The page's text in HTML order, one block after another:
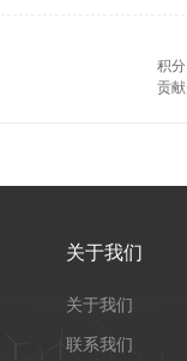
积分
贡献
关于我们
关于我们
联系我们